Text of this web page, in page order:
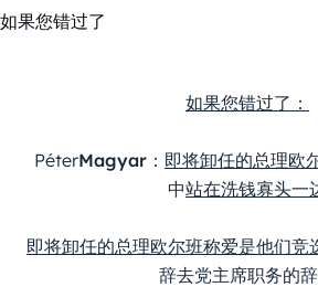
如果您错过了
如果您错过了：
PéterMagyar： 即将卸任的总理欧
中站在洗钱寡头一
即将卸任的总理欧尔班称爱是他们竞
辞去党主席职务的